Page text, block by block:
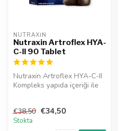
NUTRAXIN
Nutraxin Artroflex HYA-
C-II 90 Tablet
Nutraxin Artroflex HYA-C-II
Kompleks yapıda içeriği ile
€38,50 €34,50
Stokta